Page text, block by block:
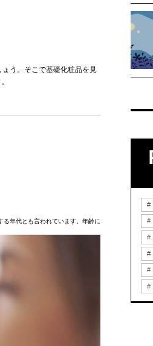
う。そこで基礎化粧品を見
る年代とも言われています。年齢に